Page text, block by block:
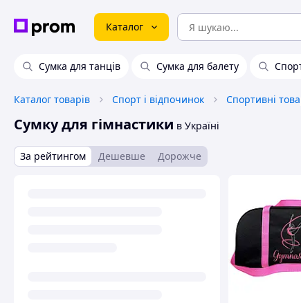
Каталог
Сумка для танців Сумка для балету
Каталог товарів Спорт і відпочинок Спортивні
Сумку для гімнастики в Україні
За рейтингом Дешевше Дорожче